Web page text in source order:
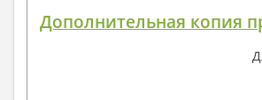
Дополнительная копия